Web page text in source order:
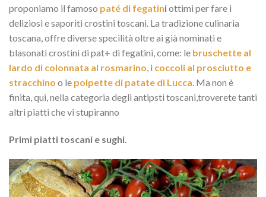
proponiamo il famoso paté di fegatiniottimi per fare i
deliziosi e saporiti crostini toscani. La tradizione culinaria
toscana, offre diverse specilità oltre ai già nominati e
blasonati crostini di pat+ di fegatini, come: le bruschette al
lardo di colonnata al rosmarino, i coccoli al prosciutto e
stracchino o le polpette di patate di Lucca. Ma non è
finita, qui, nella categoria degli antipsti toscani,troverete tanti
altri piatti che vi stupiranno
Primi piatti toscani e sughi.